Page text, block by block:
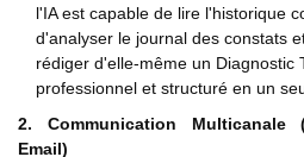
l'IA est capable de lire l'historique
d'analyser le journal des constats
rédiger d'elle-même un Diagnostic
professionnel et structuré en un
2. Communication Multicanale
Email)